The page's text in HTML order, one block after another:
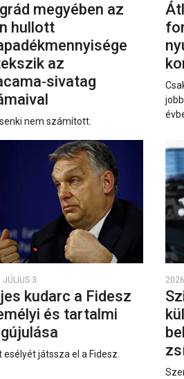
megyében az
hullott
az
nem számított.
JÚLIUS 3.
kudarc a Fidesz
és tartalmi
esélyét játssza el a Fidesz.